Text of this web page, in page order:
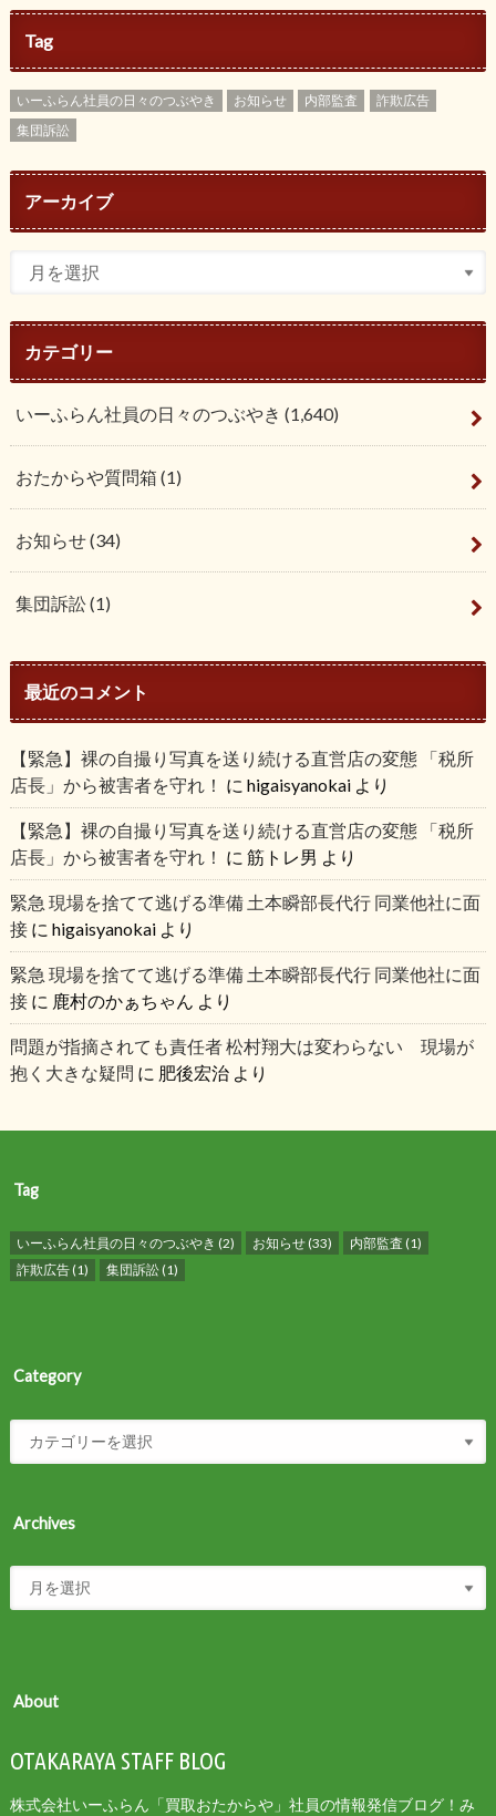
Tag
いーふらん社員の日々のつぶやき お知らせ 内部監査
詐欺広告
集団訴訟
アーカイブ
カテゴリー
いーふらん社員の日々のつぶやき (1,640)
おたからや質問箱 (1)
お知らせ(34)
集団訴訟(1)
最近のコメント
【緊急】裸の自撮り写真を送り続ける直営店の変態 「税所
店長」から被害者を守れ！ に higaisyanokaiより
【緊急】裸の自撮り写真を送り続ける直営店の変態 「税所
店長」から被害者を守れ！ に 筋トレ男 より
緊急 現場を捨てて逃げる準備 土本瞬部長代行 同業他社に面
接に higaisyanokaiより
緊急 現場を捨てて逃げる準備 土本瞬部長代行 同業他社に面
接に 鹿村のかぁちゃん より
問題が指摘されても責任者 松村翔大は変わらない 現場が
抱く大きな疑問 に 肥後宏治より
Tag
いーふらん社員の日々のつぶやき (2) お知らせ(33) 内部監査 (1)
詐欺広告(1) 集団訴訟(1)
Category
Archives
About
OTAKARAYA STAFF BLOG
株式会社いーふらん「買取おたからや」社員の情報発信ブログ！み